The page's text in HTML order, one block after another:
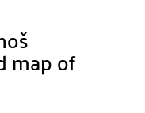
map of